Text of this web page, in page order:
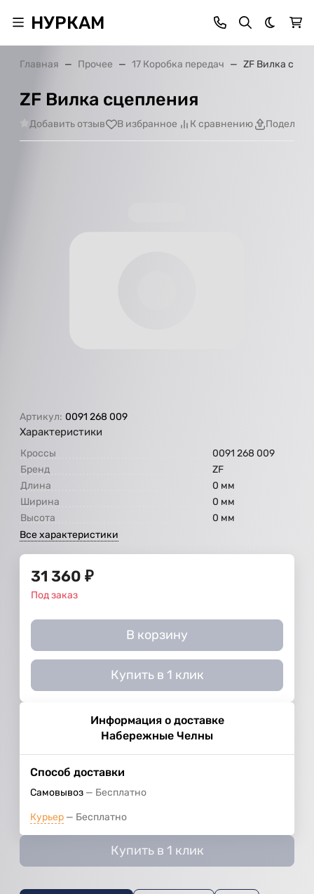
НУРКАМ Темная
Главная Прочее 17 Коробка передач ZF Вилка
ZF Вилка сцепления
Добавить отзыв В избранное К сравнению
Артикул: 0091 268 009
Характеристики
Кроссы
0091 268 009
Бренд
ZF
Длина
0 мм
Ширина
0 мм
Высота
0 мм
Все характеристики
31 360 ₽
Под заказ
В корзину
Купить в 1 клик
Информация о доставке
Набережные Челны
Способ доставки
Самовывоз Бесплатно
Курьер Бесплатно
Купить в 1 клик